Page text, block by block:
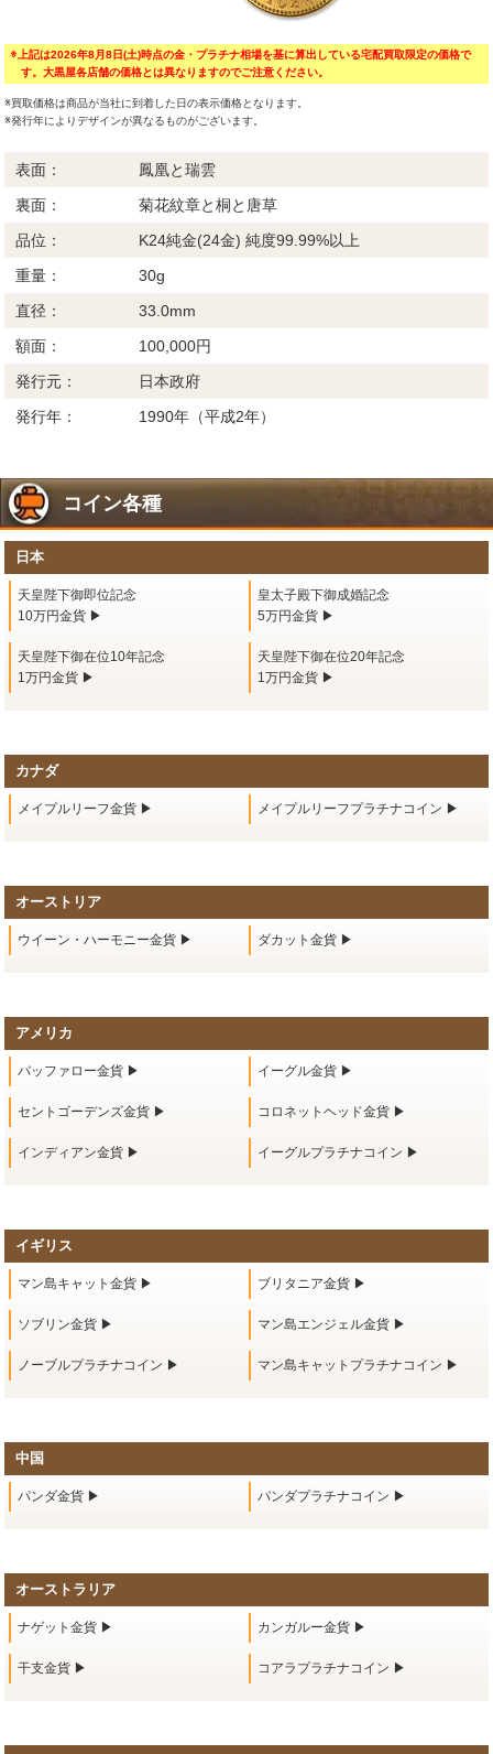
※上記は2026年8月8日(土)時点の金・プラチナ相場を基に算出している宅配買取限定の価格で
す。大黒屋各店舗の価格とは異なりますのでご注意ください。
※買取価格は商品が当社に到着した日の表示価格となります。
※発行年によりデザインが異なるものがございます。
表面：
鳳凰と瑞雲
裏面：
菊花紋章と桐と唐草
品位：
K24純金(24金) 純度99.99%以上
重量：
30g
直径：
33.0mm
額面：
100,000円
発行元：
日本政府
発行年：
1990年（平成2年）
コイン各種
日本
天皇陛下御即位記念
10万円金貨 ▶
皇太子殿下御成婚記念
5万円金貨 ▶
天皇陛下御在位10年記念
1万円金貨 ▶
天皇陛下御在位20年記念
1万円金貨 ▶
カナダ
メイプルリーフ金貨 ▶ メイプルリーフプラチナコイン ▶
オーストリア
ウイーン・ハーモニー金貨 ▶ ダカット金貨 ▶
アメリカ
バッファロー金貨 ▶ イーグル金貨 ▶
セントゴーデンズ金貨 ▶ コロネットヘッド金貨 ▶
インディアン金貨 ▶ イーグルプラチナコイン ▶
イギリス
マン島キャット金貨 ▶ ブリタニア金貨 ▶
ソブリン金貨 ▶ マン島エンジェル金貨 ▶
ノーブルプラチナコイン ▶ マン島キャットプラチナコイン ▶
中国
パンダ金貨 ▶ パンダプラチナコイン ▶
オーストラリア
ナゲット金貨 ▶ カンガルー金貨 ▶
干支金貨 ▶ コアラプラチナコイン ▶